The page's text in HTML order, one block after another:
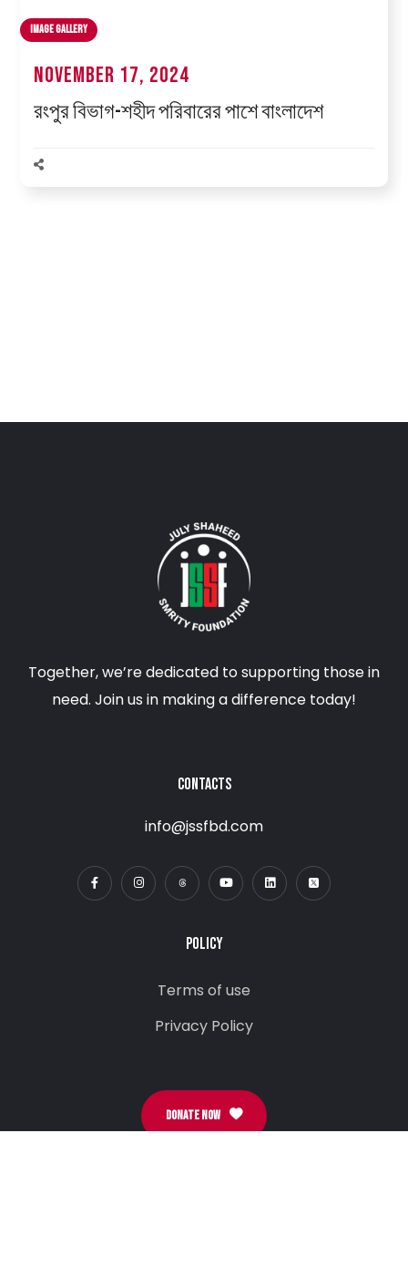
Image Gallery
November 17, 2024
রংপুর বিভাগ-শহীদ পরিবারের পাশে বাংলাদেশ
Together, we’re dedicated to supporting those in
need. Join us in making a difference today!
CONTACTS
info@jssfbd.com
POLICY
Terms of use
Privacy Policy
DONATE NOW